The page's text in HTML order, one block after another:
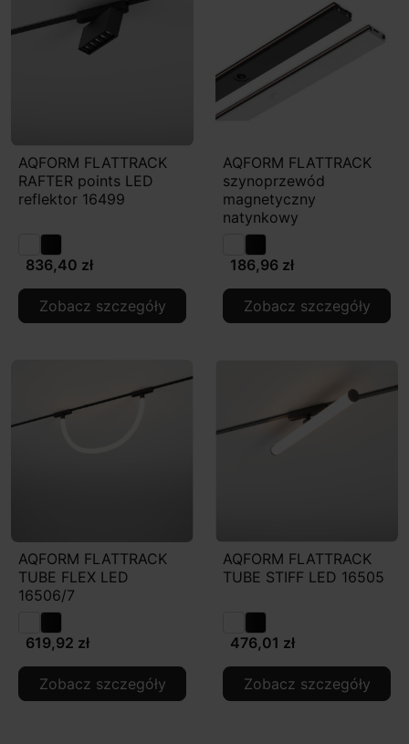
AQFORM FLATTRACK
RAFTER points LED
reflektor 16499
836,40 zł
Zobacz szczegóły
AQFORM FLATTRACK
szynoprzewód
magnetyczny
natynkowy
186,96 zł
Zobacz szczegóły
AQFORM FLATTRACK
TUBE FLEX LED
16506/7
619,92 zł
Zobacz szczegóły
AQFORM FLATTRACK
TUBE STIFF LED 16505
476,01 zł
Zobacz szczegóły